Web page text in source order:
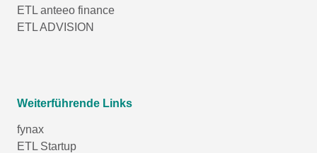
ETL anteeo finance
ETL ADVISION
Weiterführende Links
fynax
ETL Startup